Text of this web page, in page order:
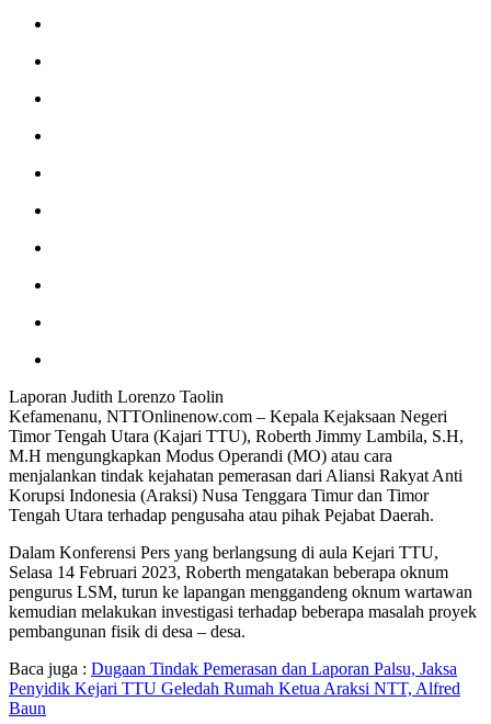
Laporan Judith Lorenzo Taolin
Kefamenanu, NTTOnlinenow.com – Kepala Kejaksaan Negeri
Timor Tengah Utara (Kajari TTU), Roberth Jimmy Lambila, S.H,
M.H mengungkapkan Modus Operandi (MO) atau cara
menjalankan tindak kejahatan pemerasan dari Aliansi Rakyat Anti
Korupsi Indonesia (Araksi) Nusa Tenggara Timur dan Timor
Tengah Utara terhadap pengusaha atau pihak Pejabat Daerah.
Dalam Konferensi Pers yang berlangsung di aula Kejari TTU,
Selasa 14 Februari 2023, Roberth mengatakan beberapa oknum
pengurus LSM, turun ke lapangan menggandeng oknum wartawan
kemudian melakukan investigasi terhadap beberapa masalah proyek
pembangunan fisik di desa – desa.
Baca juga : Dugaan Tindak Pemerasan dan Laporan Palsu, Jaksa
Penyidik Kejari TTU Geledah Rumah Ketua Araksi NTT, Alfred
Baun